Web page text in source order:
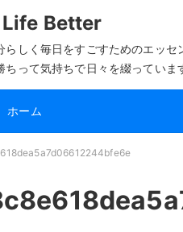
Life Better
らしく毎日をすごすためのエッ
ちって気持ちで日々を綴っていま
ホーム